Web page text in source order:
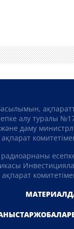
алу туралы
даму
ақпарат
ЖОБАЛАР